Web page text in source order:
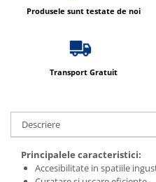
Produsele sunt testate de noi
Transport Gratuit
Descriere
Principalele caracteristici:
Accesibilitate in spatiile